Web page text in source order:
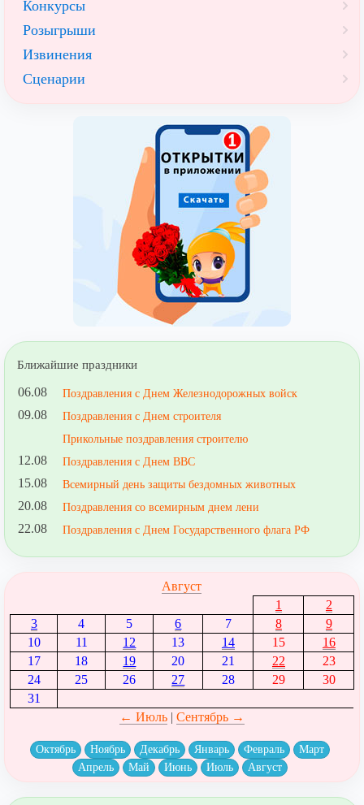
Конкурсы
Розыгрыши
Извинения
Сценарии
Ближайшие праздники
06.08 Поздравления с Днем Железнодорожных войск
09.08
Поздравления с Днем строителя
Прикольные поздравления строителю
12.08 Поздравления с Днем ВВС
15.08 Всемирный день защиты бездомных животных
20.08 Поздравления со всемирным днем лени
22.08 Поздравления с Днем Государственного флага РФ
Август
1
2
3
4 5 6 7 8
9
10
11 12 13 14 15
16
17
18 19 20 21 22
23
24
25 26 27 28 29
30
31
← Июль| Сентябрь →
Октябрь Ноябрь Декабрь Январь Февраль
Март
Апрель
Май Июнь Июль Август